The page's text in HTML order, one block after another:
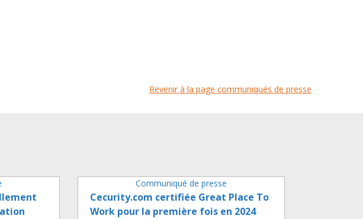
Revenir à la page communiqués de presse
Communiqué de presse
Cecurity.com certifiée Great Place To
Work pour la première fois en 2024